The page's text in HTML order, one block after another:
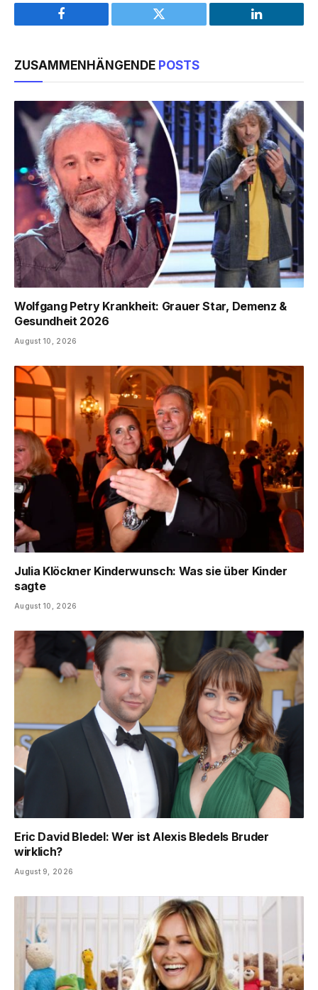
Facebook Twitter LinkedIn
ZUSAMMENHÄNGENDE POSTS
Wolfgang Petry Krankheit: Grauer Star, Demenz &
Gesundheit 2026
August 10, 2026
Julia Klöckner Kinderwunsch: Was sie über Kinder
sagte
August 10, 2026
Eric David Bledel: Wer ist Alexis Bledels Bruder
wirklich?
August 9, 2026